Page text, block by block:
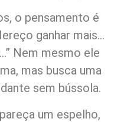
o pensamento é
ganhar mais…
Nem mesmo ele
mas busca uma
sem bússola.
um espelho,